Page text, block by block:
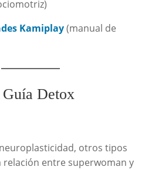
Kamiplay(manual de
Detox
otros tipos
relación entre superwoman y